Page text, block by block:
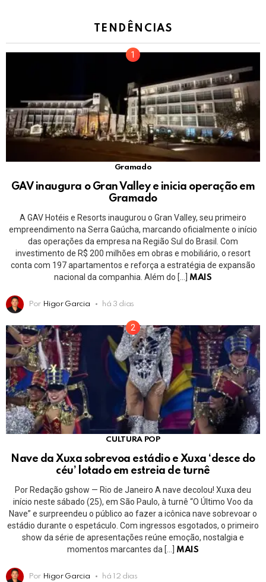
TENDÊNCIAS
Gramado
GAV inaugura o Gran Valley e inicia operação em
Gramado
A GAV Hotéis e Resorts inaugurou o Gran Valley, seu primeiro
empreendimento na Serra Gaúcha, marcando oficialmente o início
das operações da empresa na Região Sul do Brasil. Com
investimento de R$ 200 milhões em obras e mobiliário, o resort
conta com 197 apartamentos e reforça a estratégia de expansão
nacional da companhia. Além do […] MAIS
Por Higor Garcia há 3 dias
CULTURA POP
Nave da Xuxa sobrevoa estádio e Xuxa ‘desce do
céu’ lotado em estreia de turnê
Por Redação gshow — Rio de Janeiro A nave decolou! Xuxa deu
início neste sábado (25), em São Paulo, à turnê “O Último Voo da
Nave” e surpreendeu o público ao fazer a icônica nave sobrevoar o
estádio durante o espetáculo. Com ingressos esgotados, o primeiro
show da série de apresentações reúne emoção, nostalgia e
momentos marcantes da […]
MAIS
Por Higor Garcia há 12 dias